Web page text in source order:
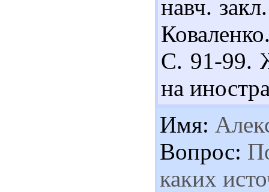
навч.
С. 91-99.
на
Имя:
Вопрос:
каких